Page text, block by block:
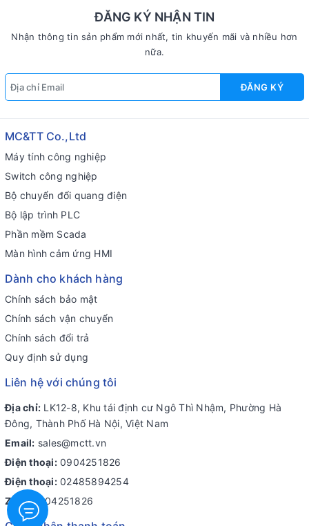
ĐĂNG KÝ NHẬN TIN
Nhận thông tin sản phẩm mới nhất, tin khuyến mãi và nhiều hơn
nữa.
ĐĂNG KÝ
MC&TT Co.,Ltd
Máy tính công nghiệp
Switch công nghiệp
Bộ chuyển đổi quang điện
Bộ lập trình PLC
Phần mềm Scada
Màn hình cảm ứng HMI
Dành cho khách hàng
Chính sách bảo mật
Chính sách vận chuyển
Chính sách đổi trả
Quy định sử dụng
Liên hệ với chúng tôi
Địa chỉ: LK12-8, Khu tái định cư Ngô Thì Nhậm, Phường Hà
Đông, Thành Phố Hà Nội, Việt Nam
Email: sales@mctt.vn
Điện thoại: 0904251826
Điện thoại: 02485894254
Zalo: 0904251826